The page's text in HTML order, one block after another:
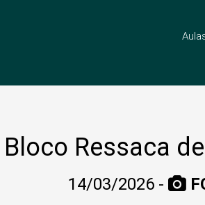
Bloco Ressaca
14/03/2026 -